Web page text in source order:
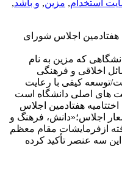
استخدام, مزین, و باشد,
هفتادمین اجلاس شورای
که مزین به نام
اخلاقی و فرهنگی
توسعه کیفی با رعایت
های اصلی دانشگاه است
هفتادمین اجلاس
اجلاس؛«دانش، فرهنگ و
ازفرمایشات مقام معظم
سه عنصر تأکید کرده